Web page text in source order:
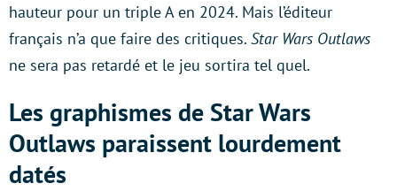
hauteur pour un triple A en 2024. Mais l’éditeur
français n’a que faire des critiques. Star Wars Outlaws
ne sera pas retardé et le jeu sortira tel quel.
Les graphismes de Star Wars
Outlaws paraissent lourdement
datés